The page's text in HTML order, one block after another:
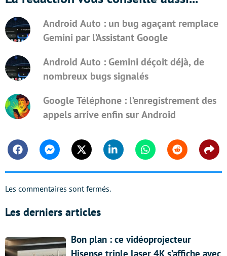
Android Auto : un bug agaçant remplace
Gemini par l’Assistant Google
Android Auto : Gemini déçoit déjà, de
nombreux bugs signalés
Google Téléphone : l’enregistrement des
appels arrive enfin sur Android
FacebookMessengerTwitter Linkedin WhatsappReddit
Les commentaires sont fermés.
Les derniers articles
Bon plan : ce vidéoprojecteur